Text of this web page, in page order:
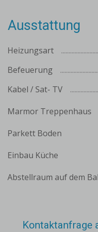
Ausstattung
Heizungsart
Befeuerung
Kabel / Sat- TV
Marmor Treppenhaus
Parkett Boden
Einbau Küche
Abstellraum auf dem
Kontaktanfrage